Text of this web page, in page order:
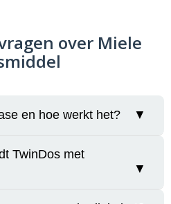
over Miele
en hoe werkt het? ▼
vloeibaar wasmiddel
1
TwinDos met
▼